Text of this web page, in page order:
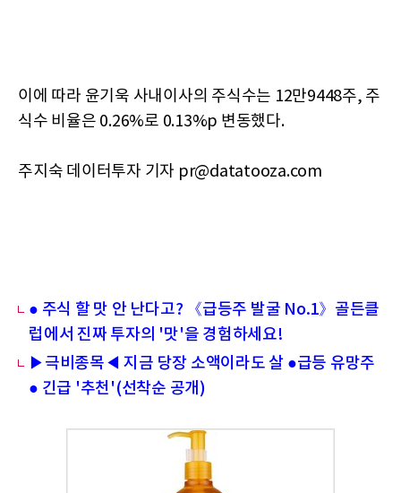
이에 따라 윤기욱 사내이사의 주식수는 12만9448주, 주
식수 비율은 0.26%로 0.13%p 변동했다.
주지숙 데이터투자 기자 pr@datatooza.com
● 주식 할 맛 안 난다고? 《급등주 발굴 No.1》골든클
럽에서 진짜 투자의 '맛'을 경험하세요!
▶극비종목◀ 지금 당장 소액이라도 살 ●급등 유망주
● 긴급 '추천'(선착순 공개)